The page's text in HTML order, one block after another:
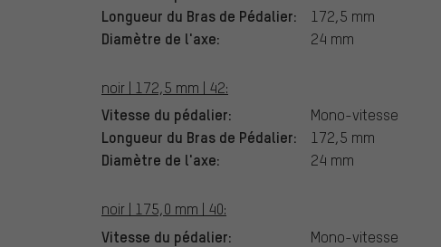
Longueur du Bras de Pédalier: 172,5 mm
Diamètre de l'axe: 24 mm
noir | 172,5 mm | 42:
Vitesse du pédalier: Mono-vitesse
Longueur du Bras de Pédalier: 172,5 mm
Diamètre de l'axe: 24 mm
noir | 175,0 mm | 40:
Vitesse du pédalier: Mono-vitesse